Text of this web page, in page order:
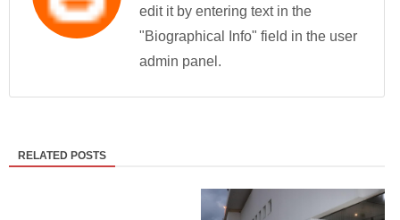
edit it by entering text in the
"Biographical Info" field in the user
admin panel.
RELATED POSTS